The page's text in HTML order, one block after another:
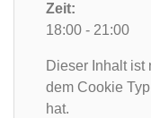
Zeit:
18:00 - 21:00
Dieser Inhalt ist
dem Cookie Typ
hat.